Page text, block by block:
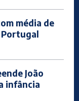
média de
Portugal
João
infância